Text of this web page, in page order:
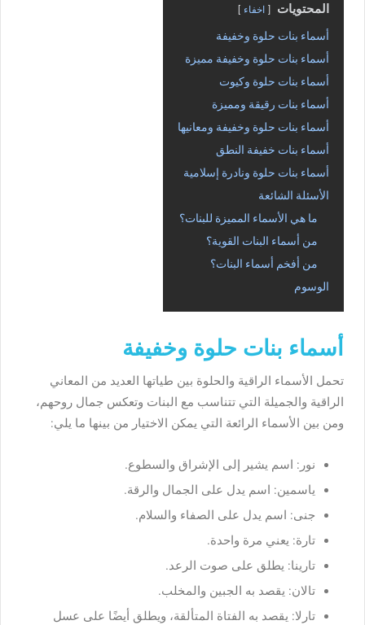
المحتويات اخفاء
أسماء بنات حلوة وخفيفة
أسماء بنات حلوة وخفيفة مميزة
أسماء بنات حلوة وكيوت
أسماء بنات رقيقة ومميزة
أسماء بنات حلوة وخفيفة ومعانيها
أسماء بنات خفيفة النطق
أسماء بنات حلوة ونادرة إسلامية
الأسئلة الشائعة
ما هي الأسماء المميزة للبنات؟
من أسماء البنات القوية؟
من أفخم أسماء البنات؟
الوسوم
أسماء بنات حلوة وخفيفة
تحمل الأسماء الراقية والحلوة بين طياتها العديد من المعاني
الراقية والجميلة التي تتناسب مع البنات وتعكس جمال روحهم،
ومن بين الأسماء الرائعة التي يمكن الاختيار من بينها ما يلي:
نور: اسم يشير إلى الإشراق والسطوع.
ياسمين: اسم يدل على الجمال والرقة.
جنى: اسم يدل على الصفاء والسلام.
تارة: يعني مرة واحدة.
تارينا: يطلق على صوت الرعد.
تالان: يقصد به الجبين والمخلب.
تارلا: يقصد به الفتاة المتألقة، ويطلق أيضًا على عسل